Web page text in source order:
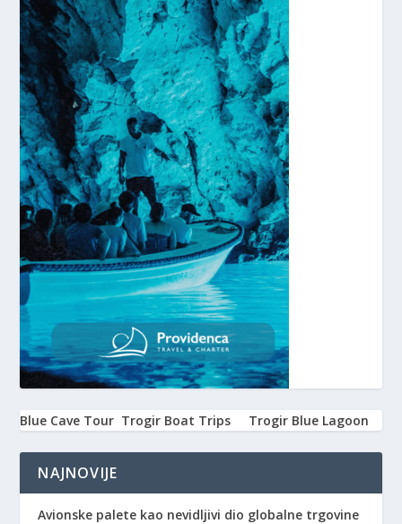
Blue Cave Tour Trogir Boat Trips Trogir Blue Lagoon
NAJNOVIJE
Avionske palete kao nevidljivi dio globalne trgovine